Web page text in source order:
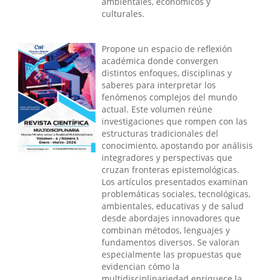
culturales.
Propone un espacio de reflexión
académica donde convergen
distintos enfoques, disciplinas y
saberes para interpretar los
fenómenos complejos del mundo
actual. Este volumen reúne
investigaciones que rompen con las
estructuras tradicionales del
conocimiento, apostando por análisis
integradores y perspectivas que
cruzan fronteras epistemológicas.
Los artículos presentados examinan
problemáticas sociales, tecnológicas,
ambientales, educativas y de salud
desde abordajes innovadores que
combinan métodos, lenguajes y
fundamentos diversos. Se valoran
especialmente las propuestas que
evidencian cómo la